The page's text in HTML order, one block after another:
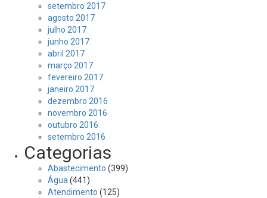
setembro 2017
agosto 2017
julho 2017
junho 2017
abril 2017
março 2017
fevereiro 2017
janeiro 2017
dezembro 2016
novembro 2016
outubro 2016
setembro 2016
Categorias
Abastecimento (399)
Água (441)
Atendimento (125)